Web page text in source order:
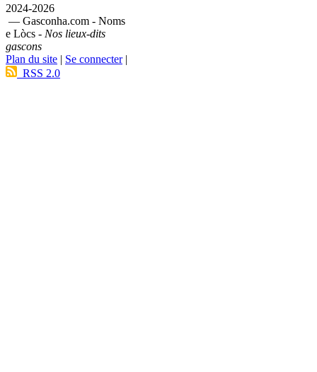
2024-2026
— Gasconha.com - Noms
e Lòcs - Nos lieux-dits
gascons
Plan du site | Se connecter|
RSS 2.0